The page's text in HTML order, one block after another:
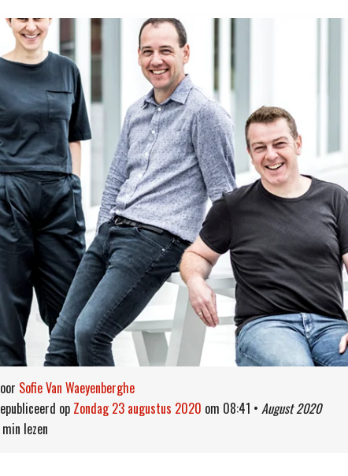
door Sofie Van Waeyenberghe
gepubliceerd op zondag 23 augustus 2020 om 08:41 • August 2020
min lezen